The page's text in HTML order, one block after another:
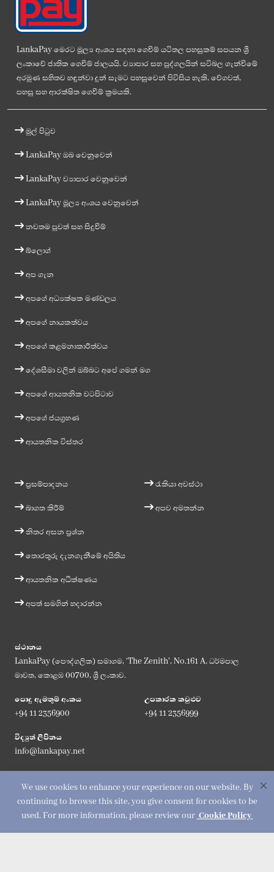
We use cookies to enhance your experience on our website. By
continuing to browse this site, you give consent for cookies to be
used. For more information, please review our Cookie Policy
LankaPay මෙරට මූල්‍ය අංශය සඳහා ගෙවීම් යටිතල පහසුකම් සපයන ශ්‍රී
ලංකාවේ ජාතික ගෙවීම් ජාලයයි. ව්‍යාපාර සහ පුද්ගලයින් සවිබල ගැන්වීමේ
අරමුණ සහිතව හඳුන්වා දුන් සැමට පහසුවෙන් පිවිසිය හැකි, වේගවත්,
පහසු සහ ආරක්ෂිත ගෙවීම් ක්‍රමයකි.
මුල් පිටුව
LankaPay ඔබ වෙනුවෙන්
LankaPay ව්‍යාපාර වෙනුවෙන්
LankaPay මූල්‍ය අංශය වෙනුවෙන්
නවතම පුවත් සහ සිදුවීම්
බ්ලොග්
අප ගැන
අපගේ අධ්‍යක්ෂක මණ්ඩලය
අපගේ නායකත්වය
අපගේ කළමනාකාරීත්වය
දේශසීමා වලින් ඔබ්බට අපේ ගමන් මග
අපගේ ආයතනික වටපිටාව
අපගේ ජයග්‍රහණ
ආයතනික විස්තර
ප්‍රසම්පාදනය
බාගත කිරීම්
නිතර අසන ප්‍රශ්න
තොරතුරු දැනගැනීමේ අයිතිය
ආයතනික අධීක්ෂණය
අපත් සමගින් හදාරන්න
රැකියා අවස්ථා
අපව අමතන්න
ස්ථානය
LankaPay (පෞද්ගලික) සමාගම, ‘The Zenith', No.161 A, ධර්මපාල
මාවත, කොළඹ 00700, ශ්‍රී ලංකාව.
පොදු ඇමතුම් අංකය
+94 11 2356900
උපකාරක කවුළුව
+94 11 2356999
විද්‍යුත් ලිපිනය
info@lankapay.net
අප සමග එක්වන්න :